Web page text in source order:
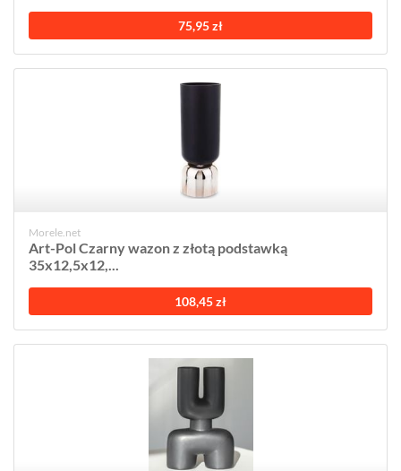
75,95 zł
Morele.net
Art-Pol Czarny wazon z złotą podstawką
35x12,5x12,...
108,45 zł